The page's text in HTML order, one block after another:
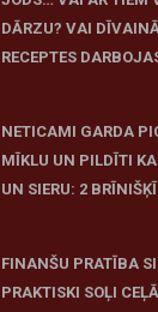
DĀRZU? VAI
RECEPTES
NETICAMI GARDA
MĪKLU UN PILDĪTI
UN SIERU: 2
FINANŠU PRATĪBA
PRAKTISKI SOĻI